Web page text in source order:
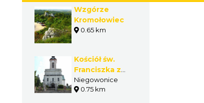
Wzgórze
Kromołowiec
0.65 km
Kościół św.
Franciszka z
Asyżu w
Niegowonicach
Niegowonice
0.75 km